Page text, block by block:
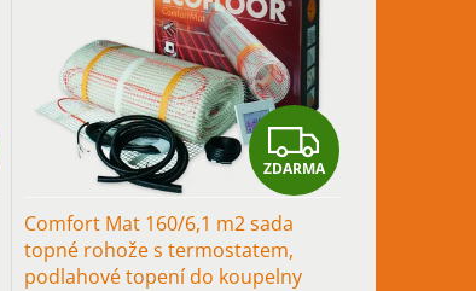
Z
D
ZDARMA
Comfort Mat 160/6,1 m2 sada
topné rohože s termostatem,
podlahové topení do koupelny